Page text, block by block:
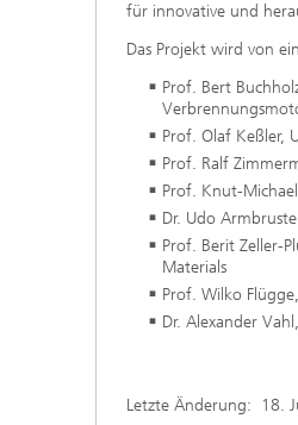
für innovative und
Das Projekt wird von
Prof. Bert
Prof. Olaf Keßler,
Prof. Ralf
Prof. Knut-
Dr. Udo
Prof. Berit Zeller-
Materials
Prof. Wilko
Dr. Alexander
Letzte Änderung: 18.